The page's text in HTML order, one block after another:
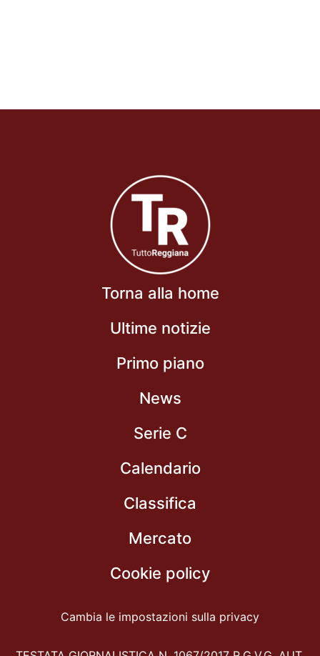
Torna alla home
Ultime notizie
Primo piano
News
Serie C
Calendario
Classifica
Mercato
Cookie policy
Cambia le impostazioni sulla privacy